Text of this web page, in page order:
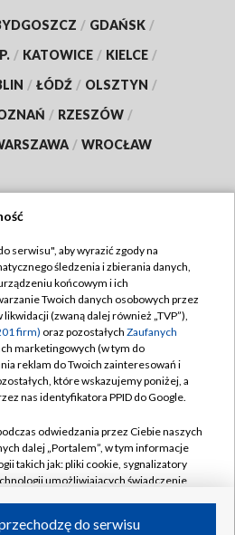
/ GDAŃSK /
/ KATOWICE / KIELCE /
/ ŁÓDŹ / OLSZTYN /
/ RZESZÓW /
/ WROCŁAW
TVP
TVP
prywatności
Moje zgody
Pomoc
Kontakt
Kanały
serwisu", aby wyrazić zgody na
śledzenia i zbierania danych,
końcowym i ich
Twoich danych osobowych przez
likwidacji (zwaną dalej również „TVP”),
firm) oraz pozostałych Zaufanych
marketingowych (w tym do
reklam do Twoich zainteresowań i
które wskazujemy poniżej, a
nas identyfikatora PPID do Google.
odwiedzania przez Ciebie naszych
dalej „Portalem”, w tym informacje
takich jak: pliki cookie, sygnalizatory
umożliwiających świadczenie
do serwisu